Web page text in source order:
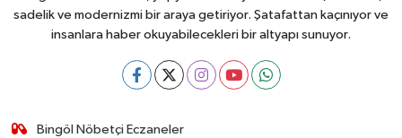
sadelik ve modernizmi bir araya getiriyor. Şatafattan kaçınıyor ve
insanlara haber okuyabilecekleri bir altyapı sunuyor.
Bingöl Nöbetçi Eczaneler